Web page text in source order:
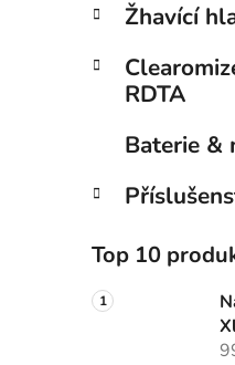
Žhavící
RDTA
Baterie &
Top 10